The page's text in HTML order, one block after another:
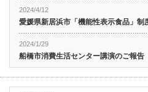
2024/4/12
愛媛県新居浜市「機能性表示食品」制
2024/1/29
船橋市消費生活センター講演のご報告